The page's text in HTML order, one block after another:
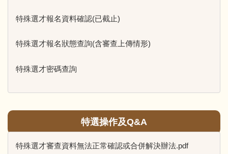
特殊選才報名資料確認(已截止)
特殊選才報名狀態查詢(含審查上傳情形)
特殊選才密碼查詢
特選操作及Q&A
特殊選才審查資料無法正常確認或合併解決辦法.pdf